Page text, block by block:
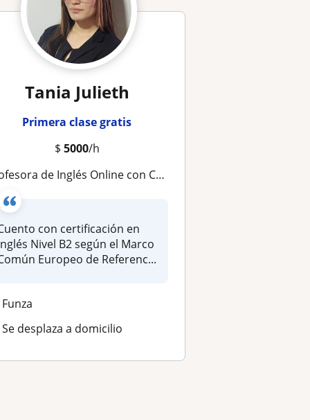
Tania Julieth
Primera clase gratis
$ 5000/h
de Inglés Online con Certificación B2 y Clases Personalizadas
con certificación en
Nivel B2 según el Marco
Europeo de Referenc...
Funza
Se desplaza a domicilio